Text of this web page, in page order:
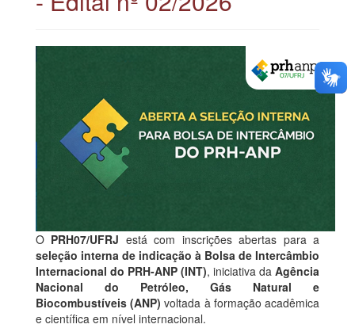
O PRH07/UFRJ está com inscrições abertas para a
seleção interna de indicação à Bolsa de Intercâmbio
Internacional do PRH-ANP (INT), iniciativa da Agência
Nacional do Petróleo, Gás Natural e
Biocombustíveis (ANP) voltada à formação acadêmica
e científica em nível internacional.